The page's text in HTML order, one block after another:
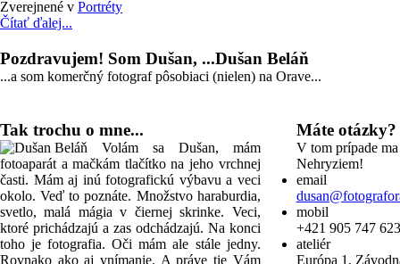
Zverejnené v Portréty
Čítať ďalej...
Pozdravujem! Som Dušan, ...Dušan Beláň
...a som komerčný fotograf pôsobiaci (nielen) na Orave...
Tak trochu o mne...
Volám sa Dušan, mám
fotoaparát a mačkám tlačítko na jeho vrchnej
časti. Mám aj inú fotografickú výbavu a veci
okolo. Veď to poznáte. Množstvo haraburdia,
svetlo, malá mágia v čiernej skrinke. Veci,
ktoré prichádzajú a zas odchádzajú. Na konci
toho je fotografia. Oči mám ale stále jedny.
Rovnako ako aj vnímanie. A práve tie Vám
Máte otázky?
V tom prípade
Nehryziem!
email
mobil
+421 905 747 623
ateliér
Európa 1,